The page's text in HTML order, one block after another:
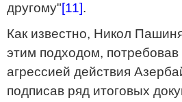
другому"[11].
Как известно, Никол
этим подходом,
агрессией действия
подписав ряд итоговых